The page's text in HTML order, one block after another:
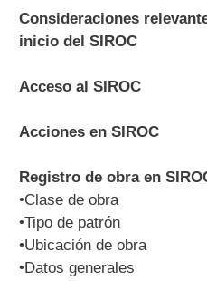
Consideraciones
inicio del SIROC
Acceso al SIROC
Acciones en SIROC
Registro de obra en
•Clase de obra
•Tipo de patrón
•Ubicación de obra
•Datos generales